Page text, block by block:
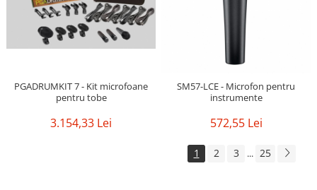
PGADRUMKIT 7 - Kit microfoane
pentru tobe
3.154,33 Lei
SM57-LCE - Microfon pentru
instrumente
572,55 Lei
1 2 3 ... 25